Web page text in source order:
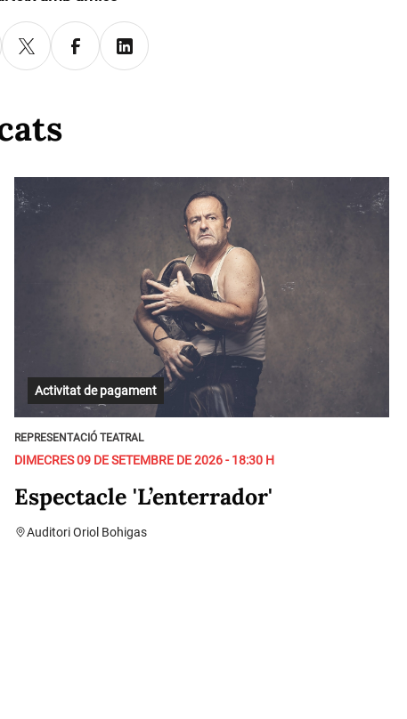
Activitat de pagament
REPRESENTACIÓ TEATRAL
DIMECRES 09 DE SETEMBRE DE 2026 - 18:30 H
Espectacle 'L’enterrador'
Auditori Oriol Bohigas